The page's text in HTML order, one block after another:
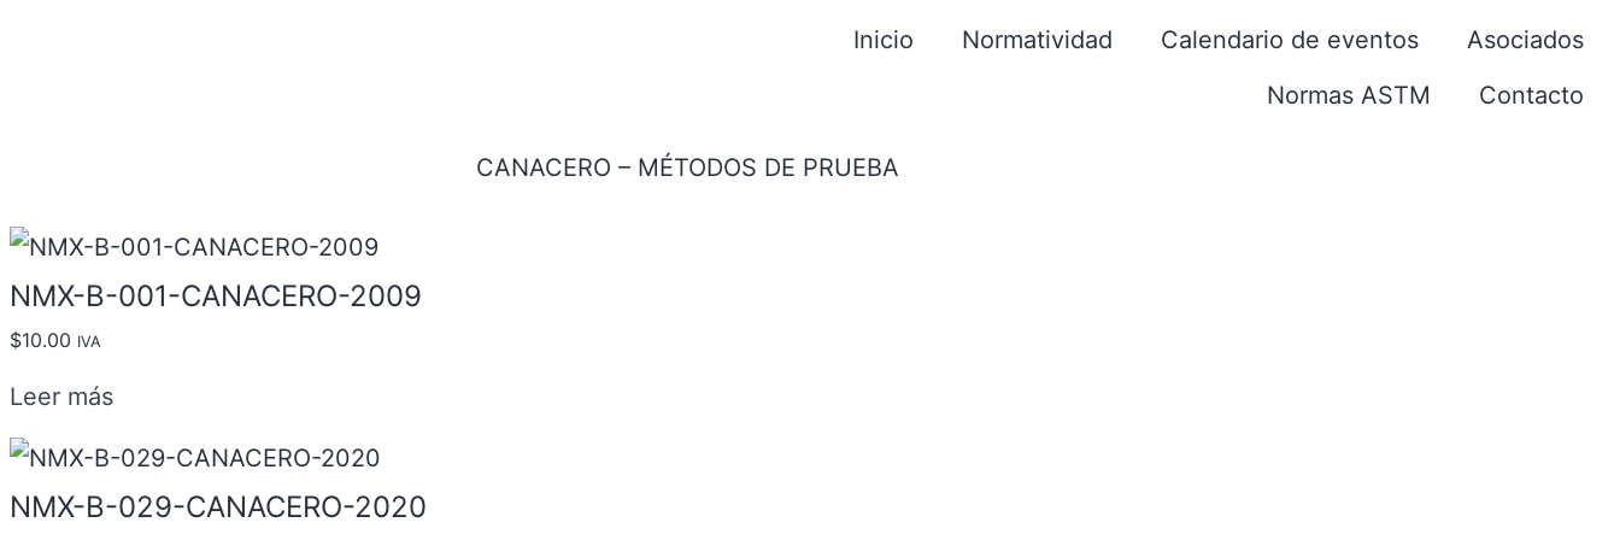
Inicio Normatividad Calendario de eventos
Asociados
Normas ASTM
Contacto
CANACERO – MÉTODOS DE PRUEBA
NMX-B-001-CANACERO-2009
$10.00 IVA
Leer más
NMX-B-029-CANACERO-2020